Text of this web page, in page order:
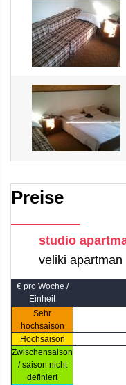
Preise
studio
veliki apartman
€ pro Woche /
Einheit
Sehr
hochsaison
Hochsaison
Zwischensaison
/ saison nicht
definiert